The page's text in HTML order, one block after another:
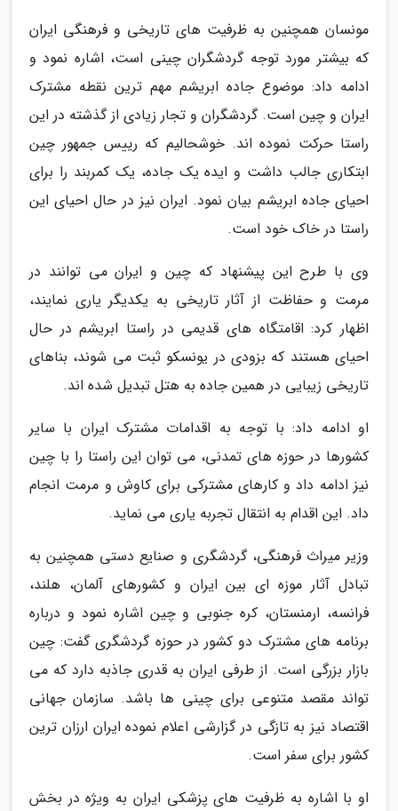
مونسان همچنین به ظرفیت های تاریخی و فرهنگی ایران
که بیشتر مورد توجه گردشگران چینی است، اشاره نمود و
ادامه داد: موضوع جاده ابریشم مهم ترین نقطه مشترک
ایران و چین است. گردشگران و تجار زیادی از گذشته در این
راستا حرکت نموده اند. خوشحالیم که رییس جمهور چین
ابتکاری جالب داشت و ایده یک جاده، یک کمربند را برای
احیای جاده ابریشم بیان نمود. ایران نیز در حال احیای این
راستا در خاک خود است.
وی با طرح این پیشنهاد که چین و ایران می توانند در
مرمت و حفاظت از آثار تاریخی به یکدیگر یاری نمایند،
اظهار کرد: اقامتگاه های قدیمی در راستا ابریشم در حال
احیای هستند که بزودی در یونسکو ثبت می شوند، بناهای
تاریخی زیبایی در همین جاده به هتل تبدیل شده اند.
او ادامه داد: با توجه به اقدامات مشترک ایران با سایر
کشورها در حوزه های تمدنی، می توان این راستا را با چین
نیز ادامه داد و کارهای مشترکی برای کاوش و مرمت انجام
داد. این اقدام به انتقال تجربه یاری می نماید.
وزیر میراث فرهنگی، گردشگری و صنایع دستی همچنین به
تبادل آثار موزه ای بین ایران و کشورهای آلمان، هلند،
فرانسه، ارمنستان، کره جنوبی و چین اشاره نمود و درباره
برنامه های مشترک دو کشور در حوزه گردشگری گفت: چین
بازار بزرگی است. از طرفی ایران به قدری جاذبه دارد که می
تواند مقصد متنوعی برای چینی ها باشد. سازمان جهانی
اقتصاد نیز به تازگی در گزارشی اعلام نموده ایران ارزان ترین
کشور برای سفر است.
او با اشاره به ظرفیت های پزشکی ایران به ویژه در بخش